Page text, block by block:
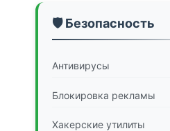
🛡️ Безопасность
Антивирусы
Блокировка рекламы
Хакерские утилиты